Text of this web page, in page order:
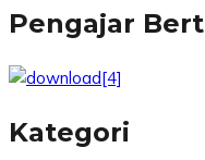
Pengajar
Kategori